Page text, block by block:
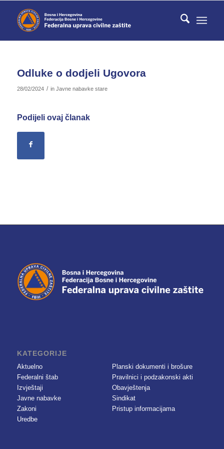
Odluke o dodjeli Ugovora
28/02/2024 / in Javne nabavke stare
Podijeli ovaj članak
KATEGORIJE
Aktuelno
Federalni štab
Izvještaji
Javne nabavke
Zakoni
Uredbe
Planski dokumenti i brošure
Pravilnici i podzakonski akti
Obavještenja
Sindikat
Pristup informacijama